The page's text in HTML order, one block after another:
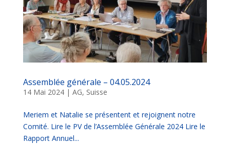
Assemblée générale – 04.05.2024
14 Mai 2024| AG, Suisse
Meriem et Natalie se présentent et rejoignent notre
Comité. Lire le PV de l’Assemblée Générale 2024 Lire le
Rapport Annuel...